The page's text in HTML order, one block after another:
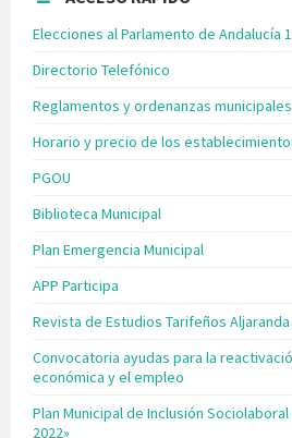
Elecciones al Parlamento de Andalucía
Directorio Telefónico
Reglamentos y ordenanzas municipales
Horario y precio de los
PGOU
Biblioteca Municipal
Plan Emergencia Municipal
APP Participa
Revista de Estudios Tarifeños Aljaranda
Convocatoria ayudas para la
económica y el empleo
Plan Municipal de Inclusión Sociolaboral
2022»